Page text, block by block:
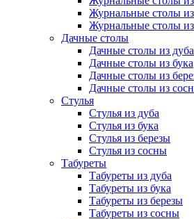
Журнальные столы
Журнальные столы
Дачные столы
Дачные столы из дуба
Дачные столы из бука
Дачные столы из
Дачные столы из
Стулья
Стулья из дуба
Стулья из бука
Стулья из березы
Стулья из сосны
Табуреты
Табуреты из дуба
Табуреты из бука
Табуреты из березы
Табуреты из сосны